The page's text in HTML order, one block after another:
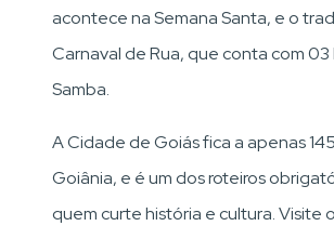
acontece na Semana Santa, e o
Carnaval de Rua, que conta com 03
Samba.
A Cidade de Goiás fica a apenas
Goiânia, e é um dos roteiros
quem curte história e cultura. Visite